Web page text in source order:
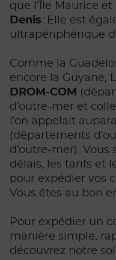
que l’Île Maurice
Denis. Elle est
ultrapériphérique
Comme la
encore la Guyane,
DROM-COM
d’outre-mer et
l’on appelait
(départements
d’outre-mer).
délais, les tarifs et
pour expédier vos
Vous êtes au bon
Pour expédier un
manière simple,
découvrez notre